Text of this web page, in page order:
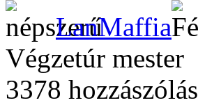
LanMaffia
Végzetúr mester
3378 hozzászólás